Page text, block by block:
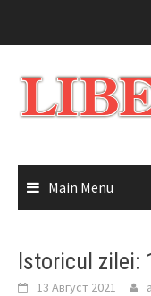
Main Menu
Istoricul zilei:
13 Август 2021